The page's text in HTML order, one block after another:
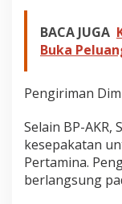
BACA JUGA
Buka
Pengiriman
Selain BP-AKR,
kesepakatan
Pertamina.
berlangsung